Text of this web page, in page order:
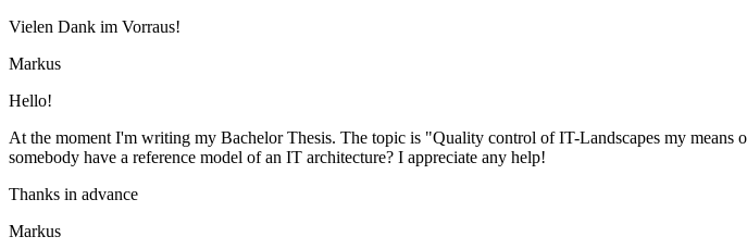
Vielen Dank im Vorraus!
Markus
Hello!
At the moment I'm writing my Bachelor Thesis. The topic is "Quality control of IT-Landscapes my
somebody have a reference model of an IT architecture? I appreciate any help!
Thanks in advance
Markus